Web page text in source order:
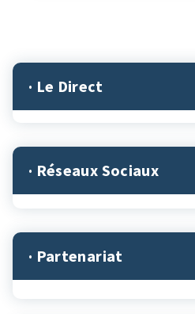
· Le Direct
· Réseaux Sociaux
· Partenariat